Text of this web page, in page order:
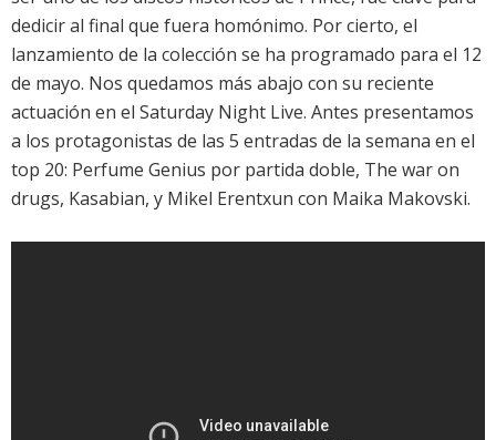
dedicir al final que fuera homónimo. Por cierto, el
lanzamiento de la colección se ha programado para el 12
de mayo. Nos quedamos más abajo con su reciente
actuación en el Saturday Night Live. Antes presentamos
a los protagonistas de las 5 entradas de la semana en el
top 20: Perfume Genius por partida doble, The war on
drugs, Kasabian, y Mikel Erentxun con Maika Makovski.